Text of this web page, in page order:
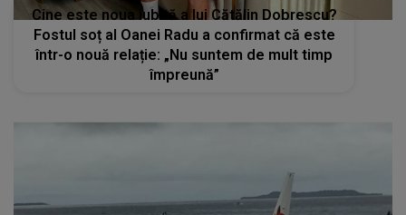
Cine este noua iubită a lui Cătălin Dobrescu?
Fostul soț al Oanei Radu a confirmat că este
într-o nouă relație: „Nu suntem de mult timp
împreună”